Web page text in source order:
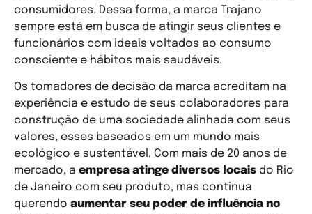
consumidores. Dessa forma, a marca Trajano
sempre está em busca de atingir seus clientes e
funcionários com ideais voltados ao consumo
consciente e hábitos mais saudáveis.
Os tomadores de decisão da marca acreditam na
experiência e estudo de seus colaboradores para
construção de uma sociedade alinhada com seus
valores, esses baseados em um mundo mais
ecológico e sustentável. Com mais de 20 anos de
mercado, a empresa atinge diversos locais do Rio
de Janeiro com seu produto, mas continua
querendo aumentar seu poder de influência no